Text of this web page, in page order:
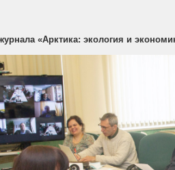
«Арктика: экология и